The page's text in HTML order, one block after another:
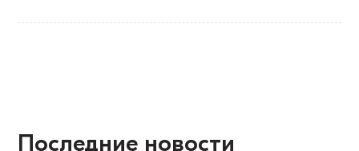
Последние новости